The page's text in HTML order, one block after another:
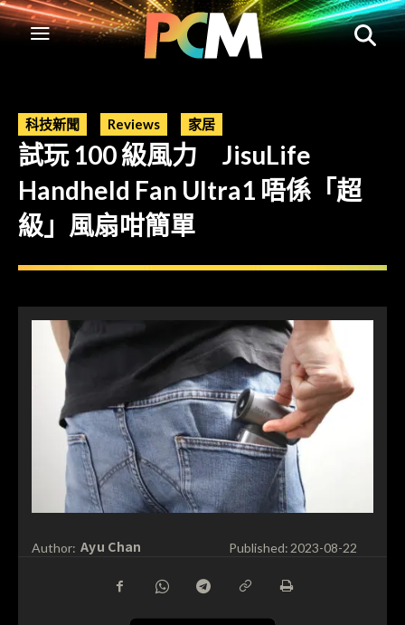
科技新聞 Reviews 家居
試玩 100 級風力 JisuLife
Handheld Fan Ultra1 唔係「超
級」風扇咁簡單
Author: Ayu Chan Published: 2023-08-22